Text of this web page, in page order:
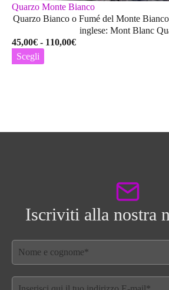
Quarzo Monte Bianco
Quarzo Bianco o Fumé del Monte
inglese: Mont Blanc
45,00€ - 110,00€Fascia
Scegli
del
prodotto
Iscriviti alla nostra